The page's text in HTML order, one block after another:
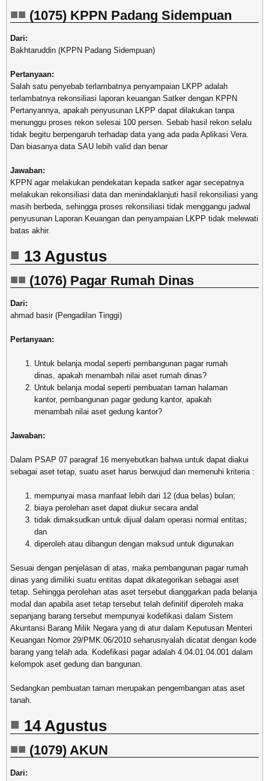
(1075) KPPN Padang Sidempuan
Dari:
Bakhtaruddin (KPPN Padang Sidempuan)
Pertanyaan:
Salah satu penyebab terlambatnya penyampaian LKPP adalah
terlambatnya rekonsiliasi laporan keuangan Satker dengan KPPN
Pertanyannya, apakah penyusunan LKPP dapat dilakukan tanpa
menunggu proses rekon selesai 100 persen. Sebab hasil rekon selalu
tidak begitu berpengaruh terhadap data yang ada pada Aplikasi Vera.
Dan biasanya data SAU lebih valid dan benar
Jawaban:
KPPN agar melakukan pendekatan kepada satker agar secepatnya
melakukan rekonsiliasi data dan menindaklanjuti hasil rekonsiliasi yang
masih berbeda, sehingga proses rekonsiliasi tidak menggangu jadwal
penyusunan Laporan Keuangan dan penyampaian LKPP tidak melewati
batas akhir.
13 Agustus
(1076) Pagar Rumah Dinas
Dari:
ahmad basir (Pengadilan Tinggi)
Pertanyaan:
Untuk belanja modal seperti pembangunan pagar rumah
dinas, apakah menambah nilai aset rumah dinas?
Untuk belanja modal seperti pembuatan taman halaman
kantor, pembangunan pagar gedung kantor, apakah
menambah nilai aset gedung kantor?
Jawaban:
Dalam PSAP 07 paragraf 16 menyebutkan bahwa untuk dapat diakui
sebagai aset tetap, suatu aset harus berwujud dan memenuhi kriteria :
mempunyai masa manfaat lebih dari 12 (dua belas) bulan;
biaya perolehan aset dapat diukur secara andal
tidak dimaksudkan untuk dijual dalam operasi normal entitas;
dan
diperoleh atau dibangun dengan maksud untuk digunakan
Sesuai dengan penjelasan di atas, maka pembangunan pagar rumah
dinas yang dimiliki suatu entitas dapat dikategorikan sebagai aset
tetap. Sehingga perolehan atas aset tersebut dianggarkan pada belanja
modal dan apabila aset tetap tersebut telah definitif diperoleh maka
sepanjang barang tersebut mempunyai kodefikasi dalam Sistem
Akuntansi Barang Milik Negara yang di atur dalam Keputusan Menteri
Keuangan Nomor 29/PMK.06/2010 seharusnyalah dicatat dengan kode
barang yang telah ada. Kodefikasi pagar adalah 4.04.01.04.001 dalam
kelompok aset gedung dan bangunan.
Sedangkan pembuatan taman merupakan pengembangan atas aset
tanah.
14 Agustus
(1079) AKUN
Dari: